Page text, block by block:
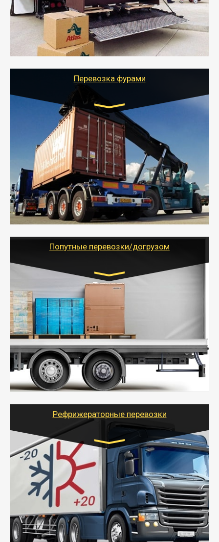
отдельном авто или догрузом (по меньшей
стоимости).
- Тайгер Логистик подберет автотранспорт, быстро и
качественно организует переезд к новому месту
службы или работы с гарантией сохранности груза и
оформлением документов, подтверждающих
Перевозка фурами
Транспорт:
Еврофура Тент от 5 до 10 тонн
грузоподъемность
от 10 000 руб. Возможен догруз
- Доставка фурой до 20 т возможна для больших
объемов грузов, упакованных в коробки, мешки,
паллеты и россыпью в самые отдаленные места
России с гарантией полной сохранности.
- Тайгер Логистик предоставляет услуги по
грузоперевозкам для физических и юридических лиц
Попутные перевозки/догрузом
Транспорт:
Газель (1,5 и 3 тонны), Бычок, Еврофура от 5 до
10 тонн
от 5000 руб. Возможен догруз
- Экономный способ доставить вещи от 200 кг в
другой город - догрузом или попутно. Попутные
грузоперевозки для физлиц, ИП и юрлиц обходятся
дешевле.
- Тайгер Логистик организует доставку
крупногабаритных и личных вещей по нужному
для погрузочно-разгрузочных работ при перевозке.
Рефрижераторные перевозки
Транспорт:
Газель (1,5 и 3 тонны), Бычок, Еврофура от 5 до
10 тонн
от 6000 руб.
- Рефрижераторные перевозки грузов с
соблюдением температурного режима, работающим
термописцем, санитарной обработкой кузова и мед.
книжкой у водителя.